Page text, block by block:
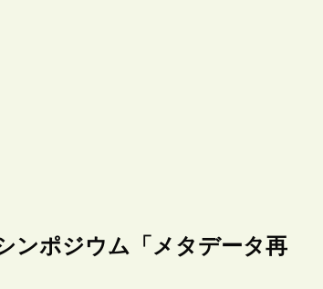
ンポジウム「メタデータ再